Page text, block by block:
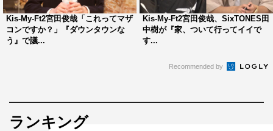
Kis-My-Ft2宮田俊哉「これってマザ
コンですか？」『ダウンタウンな
う』で議...
Kis-My-Ft2宮田俊哉、SixTONES田
中樹が『家、ついて行ってイイで
す...
Recommended by
ランキング